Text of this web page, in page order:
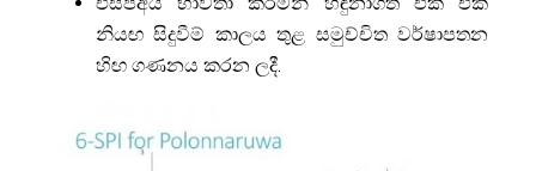
නියඟ සිදුවීම් කාලය තුළ සමුච්චිත වර්ෂාපතන
හිඟ ගණනය කරන ලදී.